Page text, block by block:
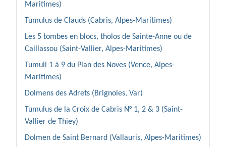
Maritimes)
Tumulus de Clauds (Cabris, Alpes-Maritimes)
Les 5 tombes en blocs, tholos de Sainte-Anne ou de
Caillassou (Saint-Vallier, Alpes-Maritimes)
Tumuli 1 à 9 du Plan des Noves (Vence, Alpes-
Maritimes)
Dolmens des Adrets (Brignoles, Var)
Tumulus de la Croix de Cabris N° 1, 2 & 3 (Saint-
Vallier de Thiey)
Dolmen de Saint Bernard (Vallauris, Alpes-Maritimes)